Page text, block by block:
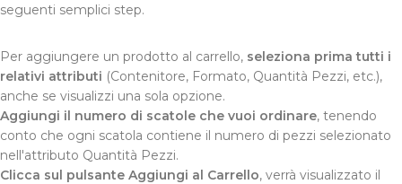
seguenti semplici step.
Per aggiungere un prodotto al carrello, seleziona prima tutti i
relativi attributi (Contenitore, Formato, Quantità Pezzi, etc.),
anche se visualizzi una sola opzione.
Aggiungi il numero di scatole che vuoi ordinare, tenendo
conto che ogni scatola contiene il numero di pezzi selezionato
nell'attributo Quantità Pezzi.
Clicca sul pulsante Aggiungi al Carrello, verrà visualizzato il